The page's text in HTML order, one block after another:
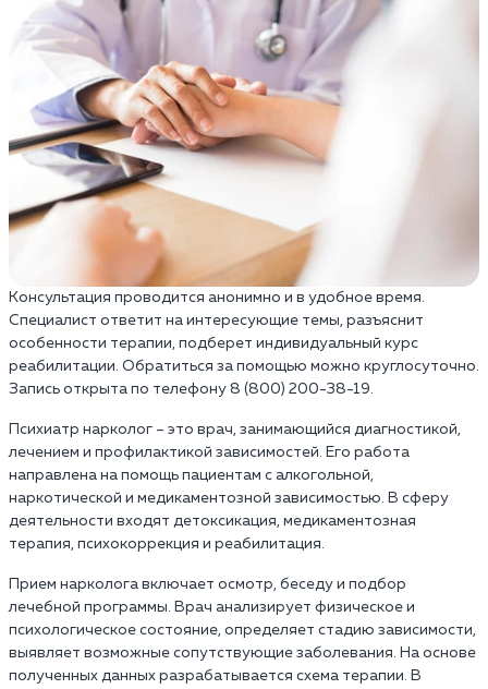
Консультация проводится анонимно и в удобное время.
Специалист ответит на интересующие темы, разъяснит
особенности терапии, подберет индивидуальный курс
реабилитации. Обратиться за помощью можно круглосуточно.
Запись открыта по телефону 8 (800) 200-38-19.
Психиатр нарколог – это врач, занимающийся диагностикой,
лечением и профилактикой зависимостей. Его работа
направлена на помощь пациентам с алкогольной,
наркотической и медикаментозной зависимостью. В сферу
деятельности входят детоксикация, медикаментозная
терапия, психокоррекция и реабилитация.
Прием нарколога включает осмотр, беседу и подбор
лечебной программы. Врач анализирует физическое и
психологическое состояние, определяет стадию зависимости,
выявляет возможные сопутствующие заболевания. На основе
полученных данных разрабатывается схема терапии. В